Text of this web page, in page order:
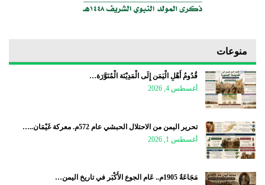
منوعات
قُدُومُ أَهْلِ الْيَمَن إِلَى الْمَدِيْنَة الْمُنَوَّرَة…
أغسطس 4, 2026
تحرير اليمن من الاحتلال الحبشي عام 572م. معركة غَيْمَان..…
أغسطس 1, 2026
مَجَاعَةُ 1905م.. عَام الجوع الأَكْبَر في تاريخ اليمن…